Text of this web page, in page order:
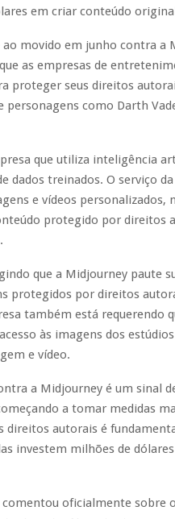
em criar conteúdo
movido em junho contra a
as empresas de
proteger seus direitos
personagens como Darth
que utiliza inteligência
dados treinados. O serviço
e vídeos personalizados,
protegido por direitos
que a Midjourney paute
protegidos por direitos
também está requerendo
às imagens dos
e vídeo.
a Midjourney é um sinal
a tomar medidas
direitos autorais é
investem milhões de
oficialmente sobre